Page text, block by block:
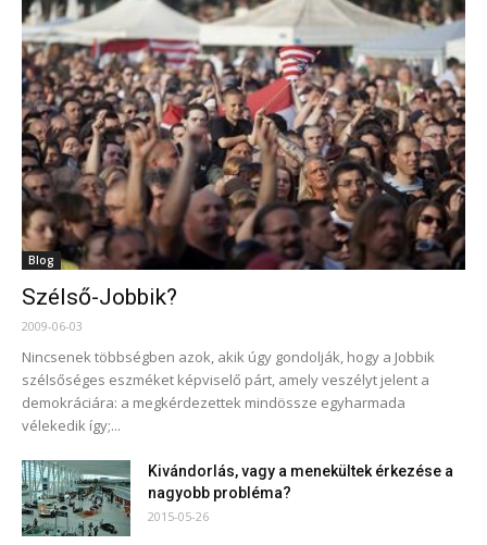
Blog
Szélső-Jobbik?
2009-06-03
Nincsenek többségben azok, akik úgy gondolják, hogy a Jobbik
szélsőséges eszméket képviselő párt, amely veszélyt jelent a
demokráciára: a megkérdezettek mindössze egyharmada
vélekedik így;...
Kivándorlás, vagy a menekültek érkezése a
nagyobb probléma?
2015-05-26